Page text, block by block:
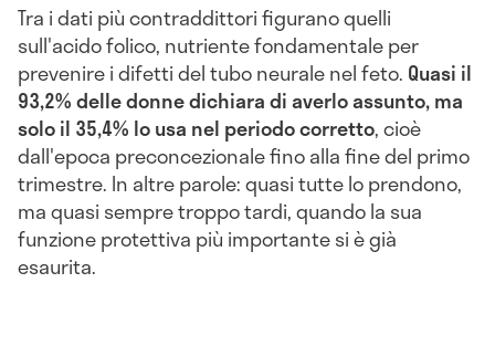
Tra i dati più contraddittori figurano quelli
sull'acido folico, nutriente fondamentale per
prevenire i difetti del tubo neurale nel feto. Quasi il
93,2% delle donne dichiara di averlo assunto, ma
solo il 35,4% lo usa nel periodo corretto, cioè
dall'epoca preconcezionale fino alla fine del primo
trimestre. In altre parole: quasi tutte lo prendono,
ma quasi sempre troppo tardi, quando la sua
funzione protettiva più importante si è già
esaurita.